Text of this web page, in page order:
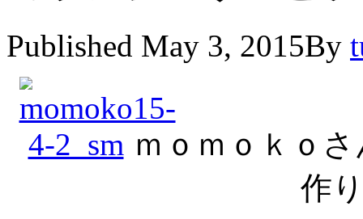
Published May 3, 2015By
ｍｏｍｏｋｏ
作